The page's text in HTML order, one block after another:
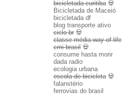
bicicletada curitiba💀
Bicicletada de Maceió
bicicletada df
blog transporte ativo
ciclo br 💀
classe média way of life
cmi brasil 💀
consume hasta morir
dada radio
ecologia urbana
escola de bicicleta💀
falanstério
ferrovias do brasil